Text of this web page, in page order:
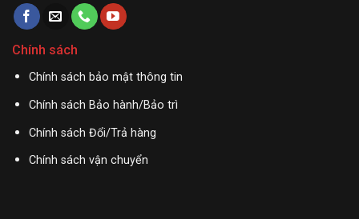
Chính sách
Chính sách bảo mật thông tin
Chính sách Bảo hành/Bảo trì
Chính sách Đổi/Trả hàng
Chính sách vận chuyển